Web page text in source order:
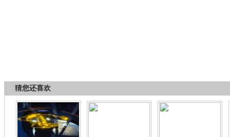
猜您还喜欢